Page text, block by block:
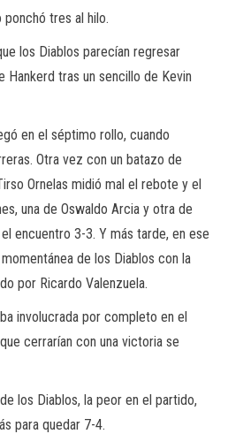
tres al hilo.
los Diablos parecían regresar
Hankerd tras un sencillo de Kevin
en el séptimo rollo, cuando
Otra vez con un batazo de
Ornelas midió mal el rebote y el
una de Oswaldo Arcia y otra de
encuentro 3-3. Y más tarde, en ese
de los Diablos con la
por Ricardo Valenzuela.
involucrada por completo en el
cerrarían con una victoria se
los Diablos, la peor en el partido,
para quedar 7-4.